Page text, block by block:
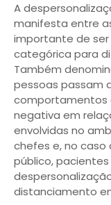
A
manifesta entre
importante de
categórica para
Também
pessoas passam
comportamentos
negativa em
envolvidas no
chefes e, no caso
público,
distanciamento